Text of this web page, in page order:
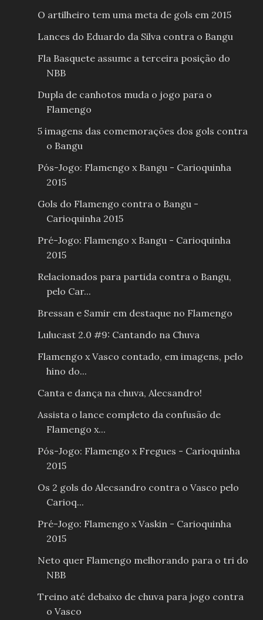
O artilheiro tem uma meta de gols em 2015
Lances do Eduardo da Silva contra o Bangu
Fla Basquete assume a terceira posição do
NBB
Dupla de canhotos muda o jogo para o
Flamengo
5 imagens das comemorações dos gols contra
o Bangu
Pós-Jogo: Flamengo x Bangu - Carioquinha
2015
Gols do Flamengo contra o Bangu -
Carioquinha 2015
Pré-Jogo: Flamengo x Bangu - Carioquinha
2015
Relacionados para partida contra o Bangu,
pelo Car...
Bressan e Samir em destaque no Flamengo
Lulucast 2.0 #9: Cantando na Chuva
Flamengo x Vasco contado, em imagens, pelo
hino do...
Canta e dança na chuva, Alecsandro!
Assista o lance completo da confusão de
Flamengo x...
Pós-Jogo: Flamengo x Fregues - Carioquinha
2015
Os 2 gols do Alecsandro contra o Vasco pelo
Carioq...
Pré-Jogo: Flamengo x Vaskin - Carioquinha
2015
Neto quer Flamengo melhorando para o tri do
NBB
Treino até debaixo de chuva para jogo contra
o Vasco